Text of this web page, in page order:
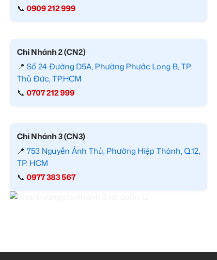
📞 0909 212 999
Chi Nhánh 2 (CN2)
📍 Số 24 Đường D5A, Phường Phước Long B, TP.
Thủ Đức, TP.HCM
📞 0707 212 999
Chi Nhánh 3 (CN3)
📍 753 Nguyễn Ảnh Thủ, Phường Hiệp Thành, Q.12,
TP. HCM
📞 0977 383 567